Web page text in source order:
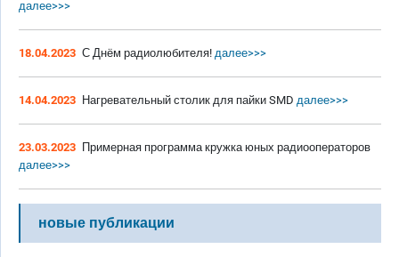
далее>>>
18.04.2023 С Днём радиолюбителя! далее>>>
14.04.2023 Нагревательный столик для пайки SMD далее>>>
23.03.2023 Примерная программа кружка юных радиооператоров
далее>>>
новые публикации